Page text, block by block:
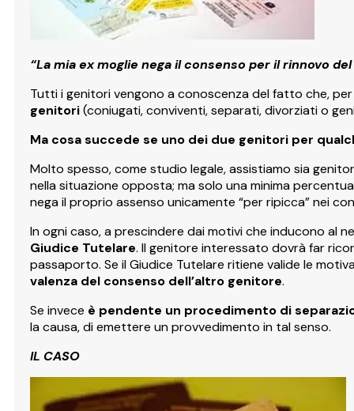
“La mia ex moglie nega il consenso per il rinnovo
Tutti i genitori vengono a conoscenza del fatto che,
genitori(coniugati, conviventi, separati, divorziati o
Ma cosa succede se uno dei due genitori per
Molto spesso, come studio legale, assistiamo sia
nella situazione opposta; ma solo una minima
nega il proprio assenso unicamente “per ripicca” nei
In ogni caso, a prescindere dai motivi che inducono al
Giudice Tutelare. Il genitore interessato dovrà far
passaporto. Se il Giudice Tutelare ritiene valide le
valenza del consenso dell’altro genitore.
Se invece è pendente un procedimento di
la causa, di emettere un provvedimento in tal senso.
IL CASO